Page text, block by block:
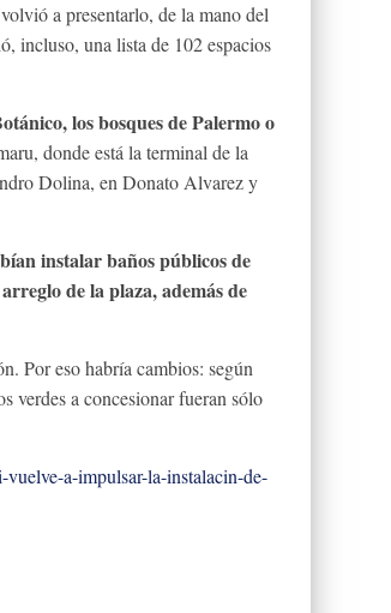
a presentarlo, de la mano del
incluso, una lista de 102 espacios
los bosques de Palermo o
donde está la terminal de la
Dolina, en Donato Alvarez y
instalar baños públicos de
de la plaza, además de
Por eso habría cambios: según
verdes a concesionar fueran sólo
a-impulsar-la-instalacin-de-